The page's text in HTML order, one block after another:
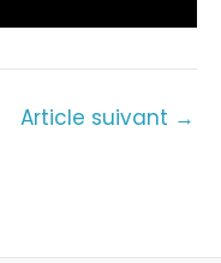
Article suivant →